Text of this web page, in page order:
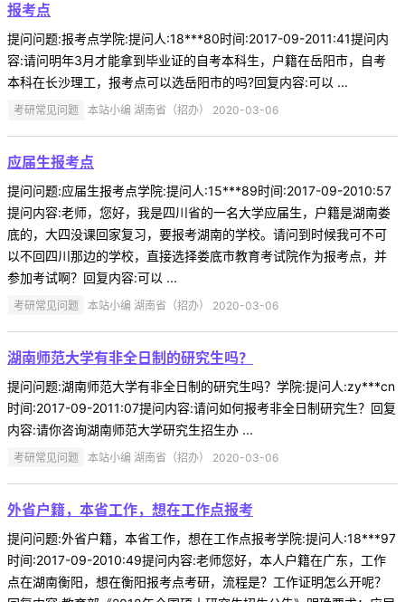
报考点
提问问题:报考点学院:提问人:18***80时间:2017-09-2011:41提问内
容:请问明年3月才能拿到毕业证的自考本科生，户籍在岳阳市，自考
本科在长沙理工，报考点可以选岳阳市的吗?回复内容:可以 ...
考研常见问题 本站小编 湖南省（招办） 2020-03-06
应届生报考点
提问问题:应届生报考点学院:提问人:15***89时间:2017-09-2010:57
提问内容:老师，您好，我是四川省的一名大学应届生，户籍是湖南娄
底的，大四没课回家复习，要报考湖南的学校。请问到时候我可不可
以不回四川那边的学校，直接选择娄底市教育考试院作为报考点，并
参加考试啊？回复内容:可以 ...
考研常见问题 本站小编 湖南省（招办） 2020-03-06
湖南师范大学有非全日制的研究生吗？
提问问题:湖南师范大学有非全日制的研究生吗？学院:提问人:zy***cn
时间:2017-09-2011:07提问内容:请问如何报考非全日制研究生？回复
内容:请你咨询湖南师范大学研究生招生办 ...
考研常见问题 本站小编 湖南省（招办） 2020-03-06
外省户籍，本省工作，想在工作点报考
提问问题:外省户籍，本省工作，想在工作点报考学院:提问人:18***97
时间:2017-09-2010:49提问内容:老师您好，本人户籍在广东，工作
点在湖南衡阳，想在衡阳报考点考研，流程是？工作证明怎么开呢？